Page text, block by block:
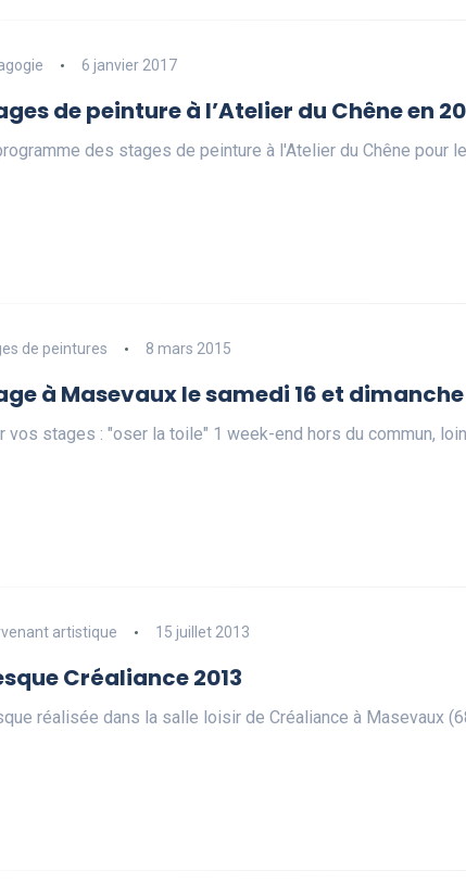
6 janvier 2017
de peinture à l’Atelier du Chêne en
des stages de peinture à l'Atelier du Chêne pour
de peintures 8 mars 2015
à Masevaux le samedi 16 et dimanche
vos stages : "oser la toile" 1 week-end hors du commun,
artistique 15 juillet 2013
Créaliance 2013
réalisée dans la salle loisir de Créaliance à Masevaux